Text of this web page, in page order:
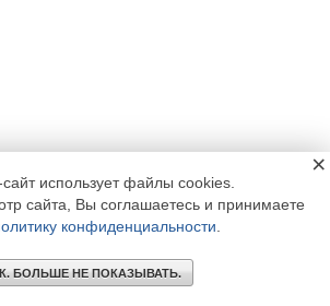
сайт использует файлы cookies.
сайта, Вы соглашаетесь и принимаете
конфиденциальности
БОЛЬШЕ НЕ ПОКАЗЫВАТЬ.
×